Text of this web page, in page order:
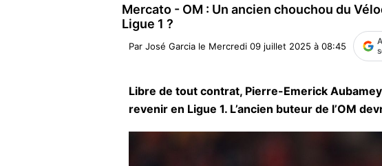
Mercato - OM : Un ancien chouchou du
Ligue 1 ?
Par José Garcia le Mercredi 09 juillet 2025 à 08:45
Libre de tout contrat, Pierre-Emerick
revenir en Ligue 1. L’ancien buteur de l’OM